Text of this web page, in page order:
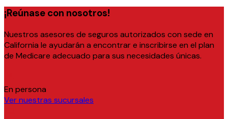
¡Reúnase con nosotros!
Nuestros asesores de seguros autorizados con sede en
California le ayudarán a encontrar e inscribirse en el plan
de Medicare adecuado para sus necesidades únicas.
En persona
Ver nuestras sucursales